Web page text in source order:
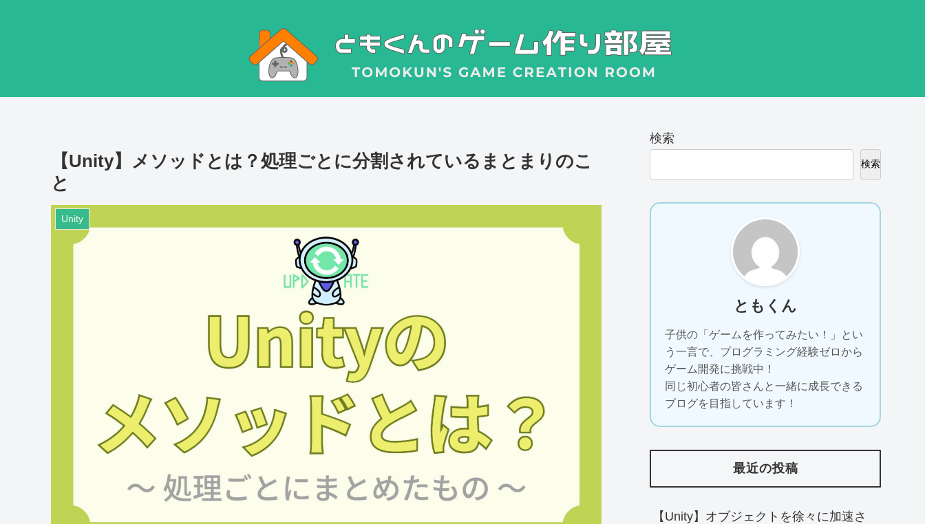
【Unity】メソッドとは？処理ごとに分割されているまとまりのこ
と
Unity
検索
検索
ともくん
子供の「ゲームを作ってみたい！」とい
う一言で、プログラミング経験ゼロから
ゲーム開発に挑戦中！
同じ初心者の皆さんと一緒に成長できる
ブログを目指しています！
最近の投稿
【Unity】オブジェクトを徐々に加速さ